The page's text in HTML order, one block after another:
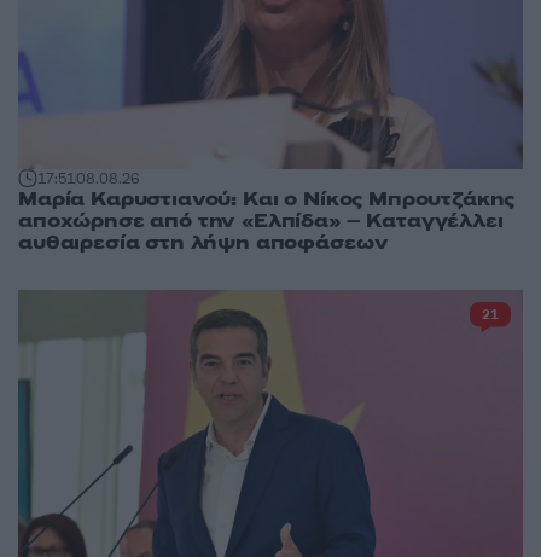
17:5108.08.26
Μαρία Καρυστιανού: Και ο Νίκος Μπρουτζάκης
αποχώρησε από την «Ελπίδα» – Καταγγέλλει
αυθαιρεσία στη λήψη αποφάσεων
21